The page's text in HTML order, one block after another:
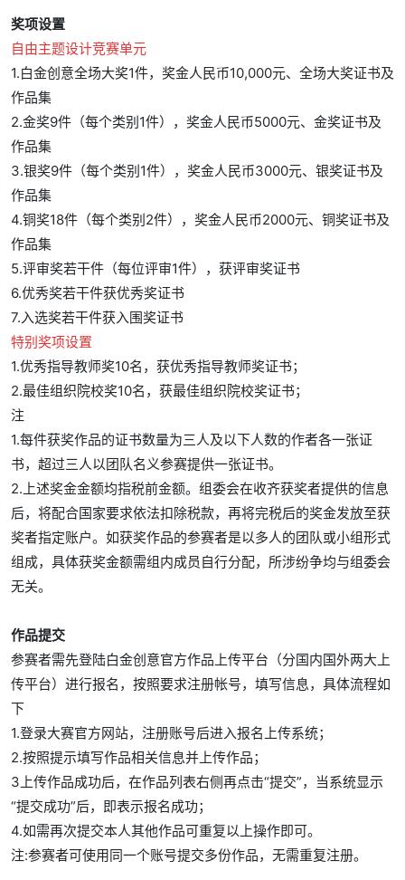
奖项设置
自由主题设计竞赛单元
1.白金创意全场大奖1件，奖金人民币10,000元、全场大奖证书及
作品集
2.金奖9件（每个类别1件），奖金人民币5000元、金奖证书及
作品集
3.银奖9件（每个类别1件），奖金人民币3000元、银奖证书及
作品集
4.铜奖18件（每个类别2件），奖金人民币2000元、铜奖证书及
作品集
5.评审奖若干件（每位评审1件），获评审奖证书
6.优秀奖若干件获优秀奖证书
7.入选奖若干件获入围奖证书
特别奖项设置
1.优秀指导教师奖10名，获优秀指导教师奖证书；
2.最佳组织院校奖10名，获最佳组织院校奖证书；
注
1.每件获奖作品的证书数量为三人及以下人数的作者各一张证
书，超过三人以团队名义参赛提供一张证书。
2.上述奖金金额均指税前金额。组委会在收齐获奖者提供的信息
后，将配合国家要求依法扣除税款，再将完税后的奖金发放至获
奖者指定账户。如获奖作品的参赛者是以多人的团队或小组形式
组成，具体获奖金额需组内成员自行分配，所涉纷争均与组委会
无关。
作品提交
参赛者需先登陆白金创意官方作品上传平台（分国内国外两大上
传平台）进行报名，按照要求注册帐号，填写信息，具体流程如
下
1.登录大赛官方网站，注册账号后进入报名上传系统；
2.按照提示填写作品相关信息并上传作品；
3上传作品成功后，在作品列表右侧再点击“提交”，当系统显示
“提交成功”后，即表示报名成功；
4.如需再次提交本人其他作品可重复以上操作即可。
注:参赛者可使用同一个账号提交多份作品，无需重复注册。